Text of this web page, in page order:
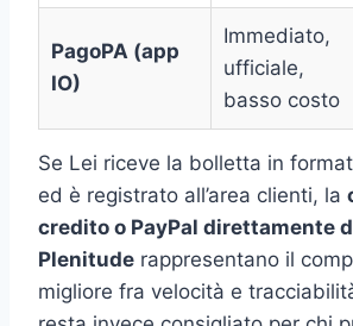
PagoPA (app
IO)
Immediato,
ufficiale,
basso costo
Se Lei riceve la bolletta in
ed è registrato all’area clienti, la
credito o PayPal direttamente
Plenitude rappresentano il
migliore fra velocità e